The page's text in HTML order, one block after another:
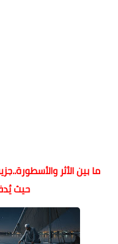
ما بين الأثر
حيث